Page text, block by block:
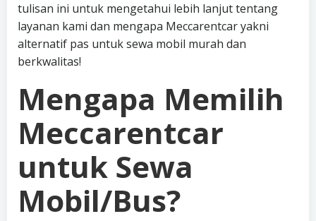
tulisan ini untuk mengetahui lebih lanjut tentang
layanan kami dan mengapa Meccarentcar yakni
alternatif pas untuk sewa mobil murah dan
berkwalitas!
Mengapa Memilih
Meccarentcar
untuk Sewa
Mobil/Bus?